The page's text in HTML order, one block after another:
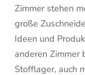
Zimmer stehen
große
Ideen und
anderen Zimmer
Stofflager, auch